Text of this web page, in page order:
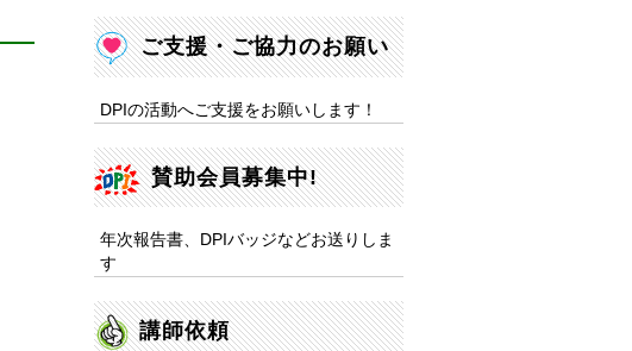
ご支援・ご協力のお願い
DPIの活動へご支援をお願いします！
賛助会員募集中!
年次報告書、DPIバッジなどお送りしま
す
講師依頼